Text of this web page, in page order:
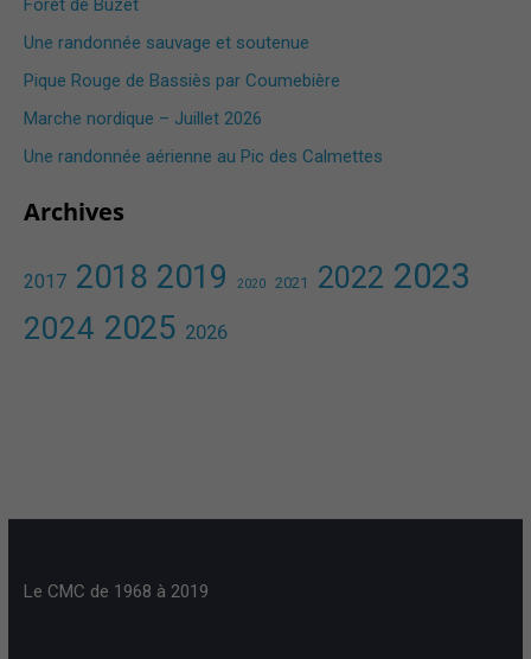
Forêt de Buzet
Une randonnée sauvage et soutenue
Pique Rouge de Bassiès par Coumebière
Marche nordique – Juillet 2026
Une randonnée aérienne au Pic des Calmettes ​
Archives
2017 2018 2019 2020 2021 2022 2023
2024 2025 2026
Le CMC de 1968 à 2019